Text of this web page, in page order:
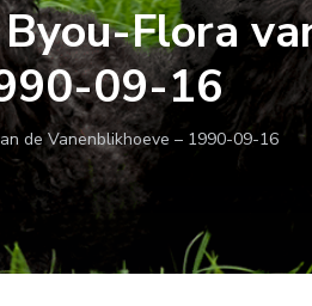
Flora
09-16
de Vanenblikhoeve – 1990-09-16